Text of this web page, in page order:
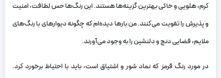
کرم، هلویی و خاکی بهترین گزینه‌ها هستند. این رنگ‌ها حس لطافت، امنیت
و پذیرش را تقویت می‌کنند. من بارها دیده‌ام که چگونه دیوارهای با رنگ‌های
ملایم، فضایی دنج و دلنشین را به وجود می‌آورند.
در مورد رنگ قرمز که نماد شور و اشتیاق است، باید با احتیاط برخورد کرد.